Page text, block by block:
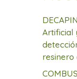
Artificial
resinero